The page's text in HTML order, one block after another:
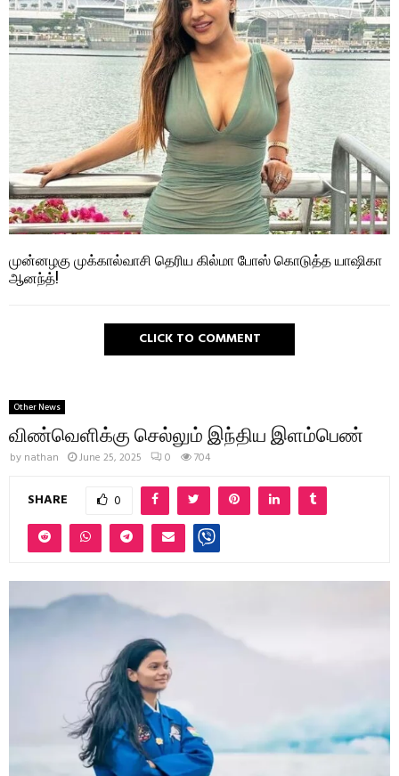
முன்னழகு முக்கால்வாசி தெரிய கில்மா போஸ் கொடுத்த யாஷிகா
ஆனந்த்!
CLICK TO COMMENT
Other News
விண்வெளிக்கு செல்லும் இந்திய இளம்பெண்
by nathan June 25, 2025 0 704
SHARE 0